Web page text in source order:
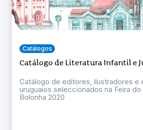
Catálogos
Catálogo de Literatura Infantil e
Catálogo de editores, ilustradores e
uruguaios seleccionados na Feira
Bolonha 2020